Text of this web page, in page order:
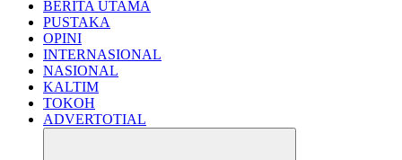
BERITA UTAMA
PUSTAKA
OPINI
INTERNASIONAL
NASIONAL
KALTIM
TOKOH
ADVERTOTIAL